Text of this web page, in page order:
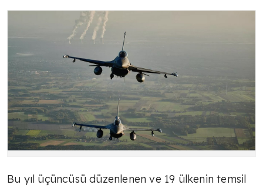
Bu yıl üçüncüsü düzenlenen ve 19 ülkenin temsil